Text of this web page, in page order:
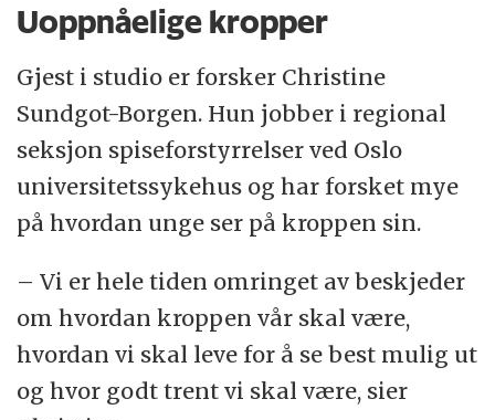
Uoppnåelige kropper
Gjest i studio er forsker Christine
Sundgot-Borgen. Hun jobber i regional
seksjon spiseforstyrrelser ved Oslo
universitetssykehus og har forsket mye
på hvordan unge ser på kroppen sin.
– Vi er hele tiden omringet av beskjeder
om hvordan kroppen vår skal være,
hvordan vi skal leve for å se best mulig ut
og hvor godt trent vi skal være, sier